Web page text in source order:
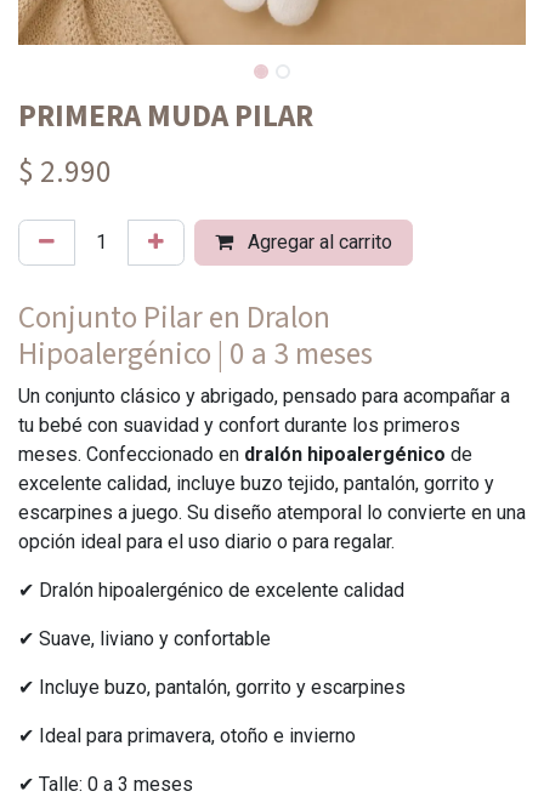
PRIMERA MUDA PILAR
$ 2.990
Agregar al carrito
Conjunto Pilar en Dralon
Hipoalergénico | 0 a 3 meses
Un conjunto clásico y abrigado, pensado para acompañar a
tu bebé con suavidad y confort durante los primeros
meses. Confeccionado en dralón hipoalergénico de
excelente calidad, incluye buzo tejido, pantalón, gorrito y
escarpines a juego. Su diseño atemporal lo convierte en una
opción ideal para el uso diario o para regalar.
✔ Dralón hipoalergénico de excelente calidad
✔ Suave, liviano y confortable
✔ Incluye buzo, pantalón, gorrito y escarpines
✔ Ideal para primavera, otoño e invierno
✔ Talle: 0 a 3 meses